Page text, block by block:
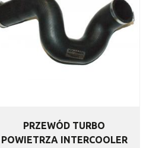
PRZEWÓD TURBO
POWIETRZA INTERCOOLER